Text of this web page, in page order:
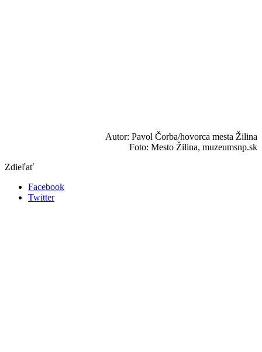
Autor: Pavol Čorba/hovorca mesta Žilina
Foto: Mesto Žilina, muzeumsnp.sk
Zdieľať
Facebook
Twitter